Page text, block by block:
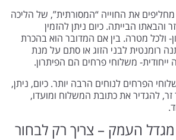
את החוייה “המסורתית”, של הליכה
והבאתו הבייתה. כיום ניתן להזמין
ולכל מטרה. בין אם המדובר הוא בהכרת
רומנטית לבני הזוג או סתם על מנת
משלוחי פרחים הם הפיתרון.
הפרחים לנוחים הרבה יותר. כיום, ניתן,
להגדיר את כתובת המשלוח ומועדו,
העמק – צריך רק לבחור